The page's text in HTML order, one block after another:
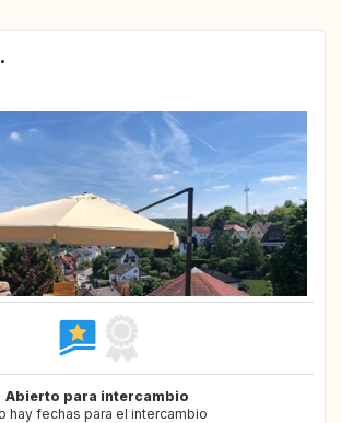
Abierto para intercambio
hay fechas para el intercambio